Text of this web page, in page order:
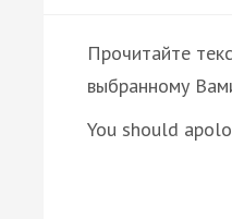
Прочитайте
выбранному
You should